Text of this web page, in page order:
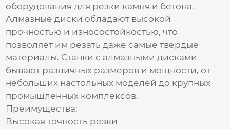
оборудования для резки камня и бетона.
Алмазные диски обладают высокой
прочностью и износостойкостью, что
позволяет им резать даже самые твердые
материалы. Станки с алмазными дисками
бывают различных размеров и мощности, от
небольших настольных моделей до крупных
промышленных комплексов.
Преимущества:
Высокая точность резки